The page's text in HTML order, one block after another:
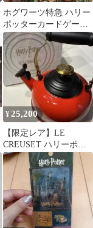
ホグワーツ特急 ハリー
ポッターカードゲーム
R★
¥25,200
【限定レア】LE
CREUSET ハリーポッ
ター ホグワーツ特急
やかん ケトル